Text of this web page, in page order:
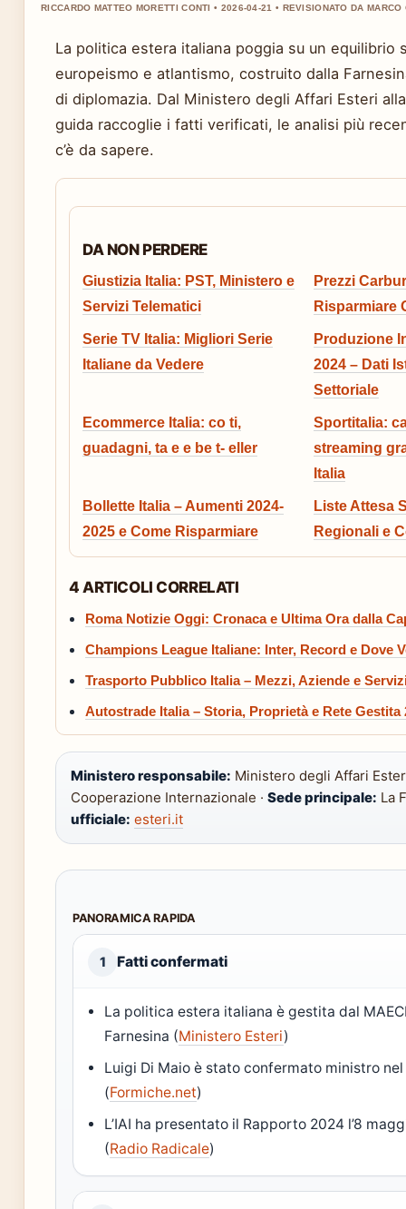
RICCARDO MATTEO MORETTI CONTI • 2026-04-21 • REVISIONATO DA MARCO
La politica estera italiana poggia su un equilibrio
europeismo e atlantismo, costruito dalla
di diplomazia. Dal Ministero degli Affari Esteri
guida raccoglie i fatti verificati, le analisi più
c’è da sapere.
DA NON PERDERE
Giustizia Italia: PST, Ministero e
Servizi Telematici
Prezzi
Risparmiare
Serie TV Italia: Migliori Serie
Italiane da Vedere
Produzione
2024 – Dati
Settoriale
Ecommerce Italia: co ti,
guadagni, ta e e be t- eller
Sportitalia:
streaming
Italia
Bollette Italia – Aumenti 2024-
2025 e Come Risparmiare
Liste Attesa
Regionali e
4 ARTICOLI CORRELATI
Roma Notizie Oggi: Cronaca e Ultima Ora dalla
Champions League Italiane: Inter, Record e Dove
Trasporto Pubblico Italia – Mezzi, Aziende e
Autostrade Italia – Storia, Proprietà e Rete Gestita
Ministero responsabile: Ministero degli Affari
Cooperazione Internazionale · Sede principale: La
ufficiale: esteri.it
PANORAMICA RAPIDA
1 Fatti confermati
La politica estera italiana è gestita dal
Farnesina (Ministero Esteri)
Luigi Di Maio è stato confermato ministro
(Formiche.net)
L’IAI ha presentato il Rapporto 2024 l’8
(Radio Radicale)